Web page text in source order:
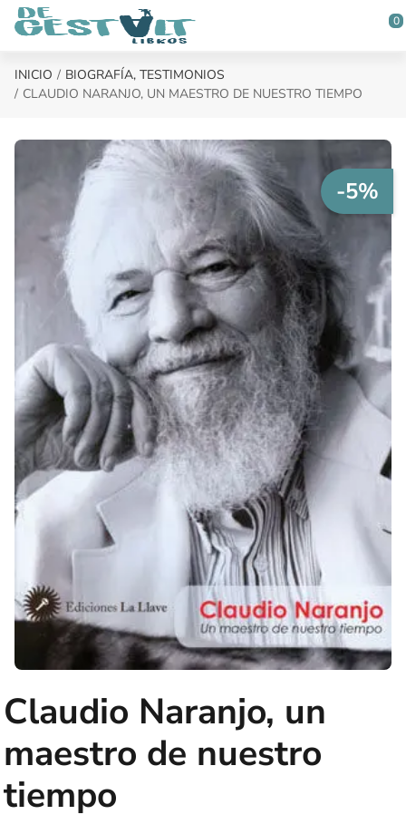
Saltar al contenido principal
0
INICIO
BIOGRAFÍA, TESTIMONIOS
CLAUDIO NARANJO, UN MAESTRO DE NUESTRO TIEMPO
-5%
Claudio Naranjo, un
maestro de nuestro
tiempo